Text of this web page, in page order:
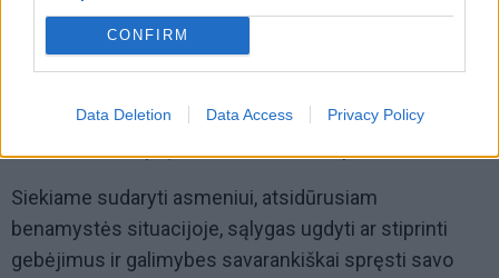
CONFIRM
Data Deletion Data Access Privacy Policy
Nakvynės namų tikslas - padėti Klaipėdos miesto
gyventojams benamystės atvejais, organizuojant
dalyvavimu darbo rinkoje, stiprinant motyvaciją
Siekiame sudaryti asmeniui, atsidūrusiam
benamystės situacijoje, sąlygas ugdyti ar stiprinti
gebėjimus ir galimybes savarankiškai spręsti savo